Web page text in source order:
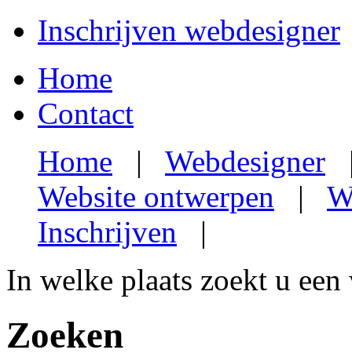
Inschrijven webdesigner
Home
Contact
Home | Webdesigner
Website ontwerpen |
Inschrijven |
In welke plaats zoekt u een
Zoeken